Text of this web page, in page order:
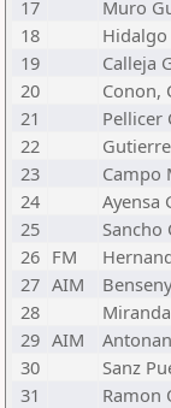
17
Muro
18
Hidalgo
19
Calleja
20
Conon,
21
Pellicer
22
23
Campo
24
Ayensa
25
Sancho
26 FM
27 AIM
28
29 AIM
30
Sanz
31
Ramon